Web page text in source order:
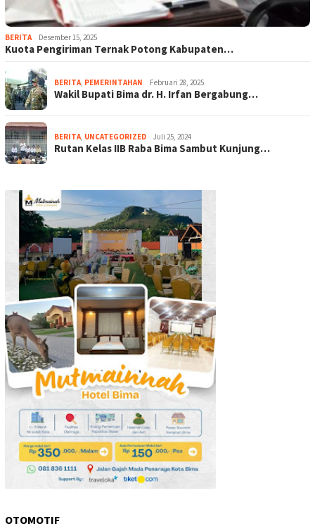
BERITA Desember 15, 2025
Kuota Pengiriman Ternak Potong Kabupaten…
BERITA PEMERINTAHAN Februari 28, 2025
Wakil Bupati Bima dr. H. Irfan Bergabung…
BERITA UNCATEGORIZED Juli 25, 2024
Rutan Kelas IIB Raba Bima Sambut Kunjung…
OTOMOTIF